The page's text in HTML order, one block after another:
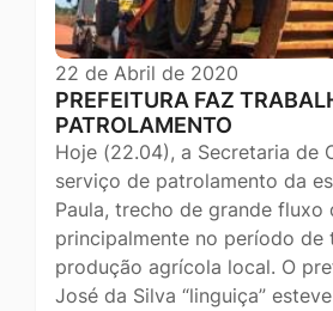
22 de Abril de 2020
PREFEITURA FAZ
PATROLAMENTO
Hoje (22.04), a Secretaria de
serviço de patrolamento da
Paula, trecho de grande fluxo
principalmente no período de
produção agrícola local. O
José da Silva “linguiça”